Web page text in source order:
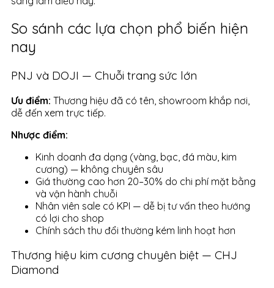
So sánh các lựa chọn phổ biến hiện
nay
PNJ và DOJI — Chuỗi trang sức lớn
Ưu điểm: Thương hiệu đã có tên, showroom khắp nơi,
dễ đến xem trực tiếp.
Nhược điểm:
Kinh doanh đa dạng (vàng, bạc, đá màu, kim
cương) — không chuyên sâu
Giá thường cao hơn 20–30% do chi phí mặt bằng
và vận hành chuỗi
Nhân viên sale có KPI — dễ bị tư vấn theo hướng
có lợi cho shop
Chính sách thu đổi thường kém linh hoạt hơn
Thương hiệu kim cương chuyên biệt — CHJ
Diamond